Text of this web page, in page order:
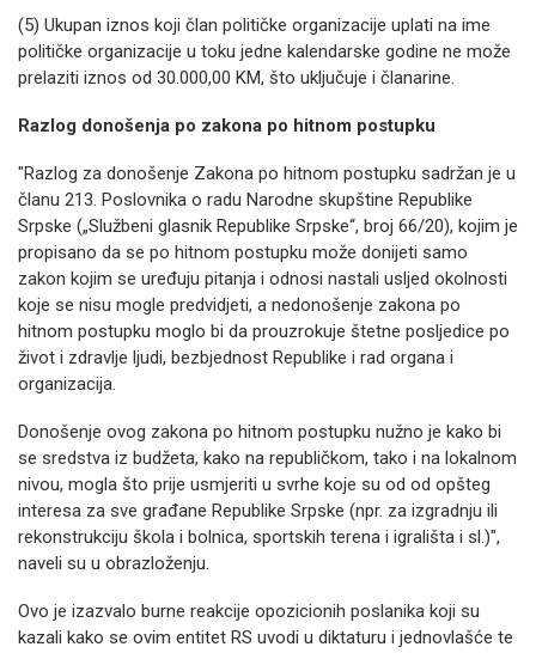
(5) Ukupan iznos koji član političke organizacije uplati na ime
političke organizacije u toku jedne kalendarske godine ne može
prelaziti iznos od 30.000,00 KM, što uključuje i članarine.
Razlog donošenja po zakona po hitnom postupku
"Razlog za donošenje Zakona po hitnom postupku sadržan je u
članu 213. Poslovnika o radu Narodne skupštine Republike
Srpske („Službeni glasnik Republike Srpske“, broj 66/20), kojim je
propisano da se po hitnom postupku može donijeti samo
zakon kojim se uređuju pitanja i odnosi nastali usljed okolnosti
koje se nisu mogle predvidjeti, a nedonošenje zakona po
hitnom postupku moglo bi da prouzrokuje štetne posljedice po
život i zdravlje ljudi, bezbjednost Republike i rad organa i
organizacija.
Donošenje ovog zakona po hitnom postupku nužno je kako bi
se sredstva iz budžeta, kako na republičkom, tako i na lokalnom
nivou, mogla što prije usmjeriti u svrhe koje su od od opšteg
interesa za sve građane Republike Srpske (npr. za izgradnju ili
rekonstrukciju škola i bolnica, sportskih terena i igrališta i sl.)",
naveli su u obrazloženju.
Ovo je izazvalo burne reakcije opozicionih poslanika koji su
kazali kako se ovim entitet RS uvodi u diktaturu i jednovlašće te